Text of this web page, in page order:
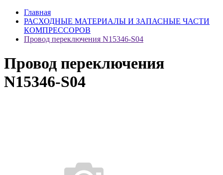
Главная
РАСХОДНЫЕ МАТЕРИАЛЫ И ЗАПАСНЫЕ ЧАСТИ
КОМПРЕССОРОВ
Провод переключения N15346-S04
Провод переключения
N15346-S04